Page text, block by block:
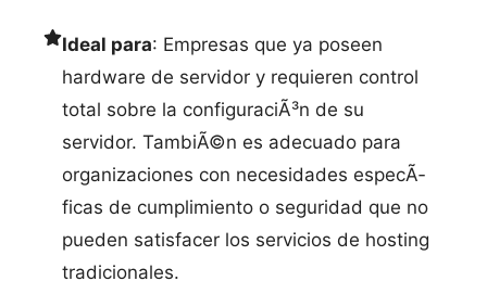
Ideal para: Empresas que ya poseen
hardware de servidor y requieren control
total sobre la configuraciÃ³n de su
servidor. TambiÃ©n es adecuado para
organizaciones con necesidades especÃ­
ficas de cumplimiento o seguridad que no
pueden satisfacer los servicios de hosting
tradicionales.